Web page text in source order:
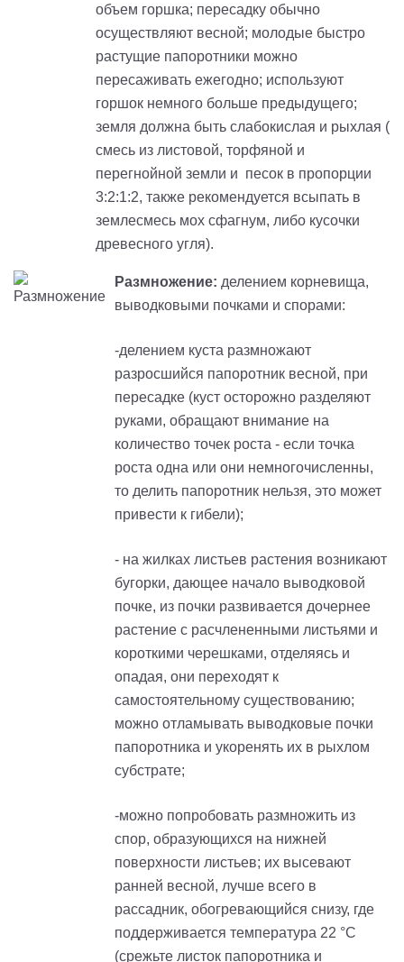
объем горшка; пересадку обычно
осуществляют весной; молодые быстро
растущие папоротники можно
пересаживать ежегодно; используют
горшок немного больше предыдущего;
земля должна быть слабокислая и рыхлая (
смесь из листовой, торфяной и
перегнойной земли и песок в пропорции
3:2:1:2, также рекомендуется всыпать в
землесмесь мох сфагнум, либо кусочки
древесного угля).
Размножение: делением корневища,
выводковыми почками и спорами:
-делением куста размножают
разросшийся папоротник весной, при
пересадке (куст осторожно разделяют
руками, обращают внимание на
количество точек роста - если точка
роста одна или они немногочисленны,
то делить папоротник нельзя, это может
привести к гибели);
- на жилках листьев растения возникают
бугорки, дающее начало выводковой
почке, из почки развивается дочернее
растение с расчлененными листьями и
короткими черешками, отделяясь и
опадая, они переходят к
самостоятельному существованию;
можно отламывать выводковые почки
папоротника и укоренять их в рыхлом
субстрате;
-можно попробовать размножить из
спор, образующихся на нижней
поверхности листьев; их высевают
ранней весной, лучше всего в
рассадник, обогревающийся снизу, где
поддерживается температура 22 °С
(срежьте листок папоротника и